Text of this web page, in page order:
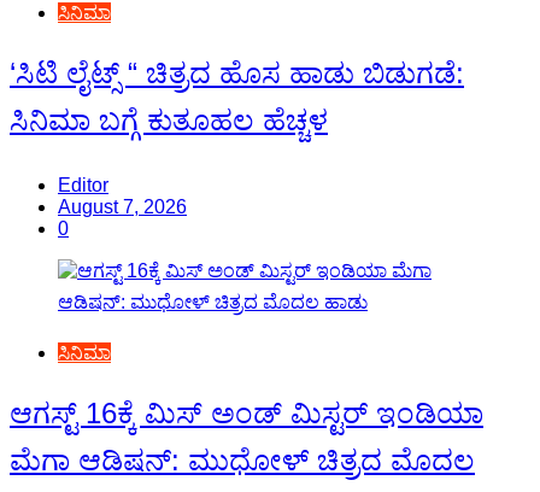
ಸಿನಿಮಾ
‘ಸಿಟಿ ಲೈಟ್ಸ್ “ ಚಿತ್ರದ ಹೊಸ ಹಾಡು ಬಿಡುಗಡೆ:
ಸಿನಿಮಾ ಬಗ್ಗೆ ಕುತೂಹಲ ಹೆಚ್ಚಳ
Editor
August 7, 2026
0
ಸಿನಿಮಾ
ಆಗಸ್ಟ್ 16ಕ್ಕೆ ಮಿಸ್ ಅಂಡ್ ಮಿಸ್ಟರ್ ಇಂಡಿಯಾ
ಮೆಗಾ ಆಡಿಷನ್: ಮುಧೋಳ್ ಚಿತ್ರದ ಮೊದಲ